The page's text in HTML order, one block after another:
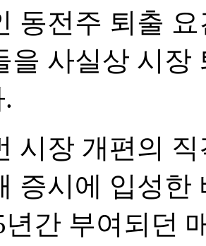
동전주 퇴출
을 사실상 시장
시장 개편의
증시에 입성한
년간 부여되던